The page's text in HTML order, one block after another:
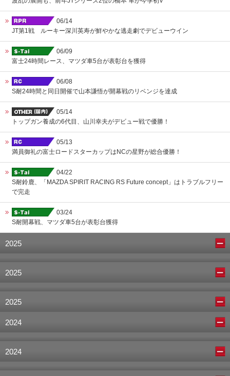
06/14
JT第1戦 ルーキー深川英寿が鮮やかな逃走劇でデビューウイン
06/09
富士24時間レース、マツダ車5台が表彰台を獲得
06/08
S耐24時間と同日開催で山本謙悟が開幕戦のリベンジを達成
05/14
トップガン養成の6代目、山川幸夫がデビュー戦で優勝！
05/13
満員御礼の富士ロードスターカップはNCの星野が総合優勝！
04/22
S耐鈴鹿、「MAZDA SPIRIT RACING RS Future concept」はトラブルフリー
で完走
03/24
S耐開幕戦、マツダ車5台が表彰台獲得
2025
2025
2025
2024
2024